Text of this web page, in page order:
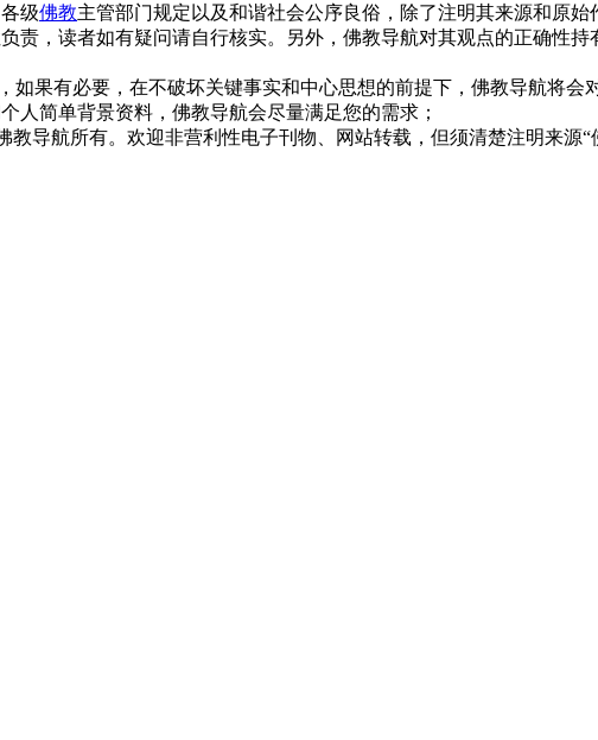
级佛教主管部门规定以及和谐社会公序良俗，除了注明其来源和原
责，读者如有疑问请自行核实。另外，佛教导航对其观点的正确性
果有必要，在不破坏关键事实和中心思想的前提下，佛教导航将会
人简单背景资料，佛教导航会尽量满足您的需求；
导航所有。欢迎非营利性电子刊物、网站转载，但须清楚注明来源“